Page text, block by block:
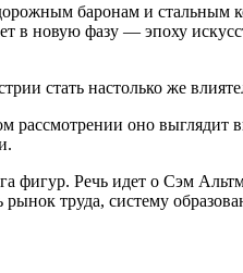
баронам и
в новую фазу — эпоху
стать настолько же
рассмотрении оно
фигур. Речь идет о Сэм
труда, систему